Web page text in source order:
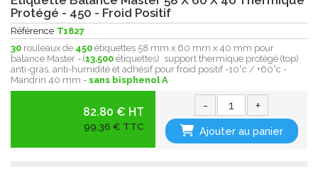
Protégé - 450 - Froid Positif
Référence T1827
30 rouleaux de 450 étiquettes 58 mm x 60 mm x 40 mm pour
balance Master - (13.500 étiquettes) support thermique protégé (top)
anti-gras, anti-humidité et adhésif pour froid positif -10°c / +60°c -
Mandrin 40 mm - sans bisphenol A
82.80 € HT
99,36 € TTC
- +
Ajouter au panier